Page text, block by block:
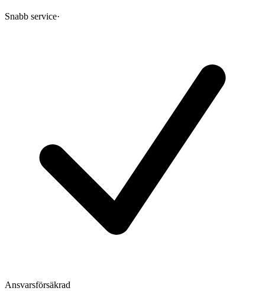
Snabb service·
Ansvarsförsäkrad